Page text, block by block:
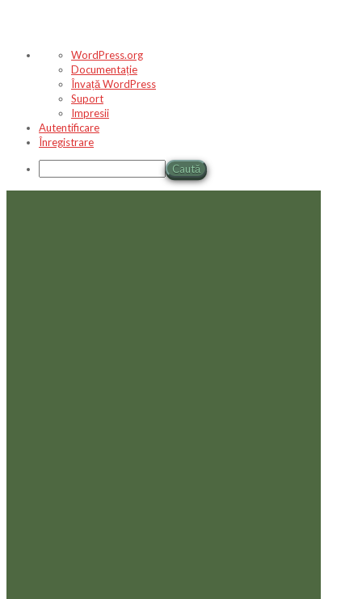
Despre
WordPress
WordPress.org
Documentație
Învață WordPress
Suport
Impresii
Autentificare
Înregistrare
Caută